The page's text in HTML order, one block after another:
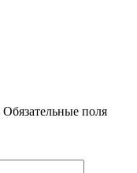
Обязательные поля